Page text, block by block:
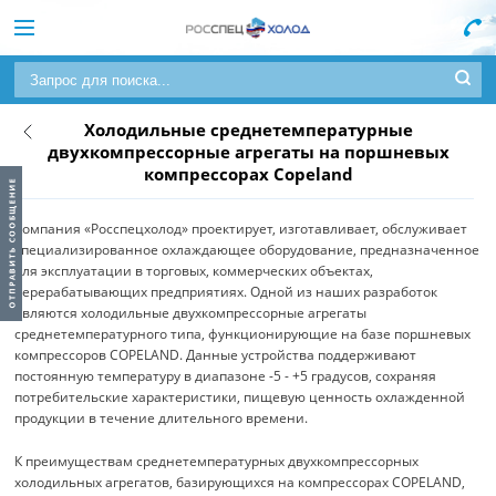
Холодильные среднетемпературные
двухкомпрессорные агрегаты на поршневых
компрессорах Copeland
Компания «Росспецхолод» проектирует, изготавливает, обслуживает
специализированное охлаждающее оборудование, предназначенное
для эксплуатации в торговых, коммерческих объектах,
перерабатывающих предприятиях. Одной из наших разработок
являются холодильные двухкомпрессорные агрегаты
среднетемпературного типа, функционирующие на базе поршневых
компрессоров COPELAND. Данные устройства поддерживают
постоянную температуру в диапазоне -5 - +5 градусов, сохраняя
потребительские характеристики, пищевую ценность охлажденной
продукции в течение длительного времени.
К преимуществам среднетемпературных двухкомпрессорных
холодильных агрегатов, базирующихся на компрессорах COPELAND,